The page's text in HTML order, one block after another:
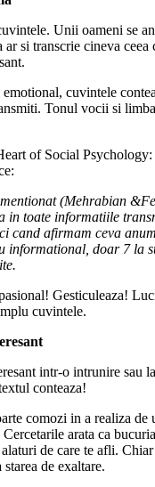
Unii oameni se
ar si transcrie cineva ceea
cuvintele
Tonul vocii si
of Social
(Mehrabian
in toate informatiile
cand afirmam ceva
informational, doar 7 la
Gesticuleaza!
cuvintele.
intr-o intrunire sau
conteaza!
comozi in a realiza de
arata ca
de care te afli.
de exaltare.